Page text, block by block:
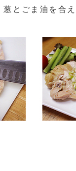
葱とごま油を合